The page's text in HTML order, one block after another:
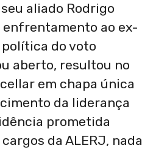
aliado Rodrigo
enfrentamento ao ex-
do voto
aberto, resultou no
em chapa única
da liderança
prometida
da ALERJ, nada